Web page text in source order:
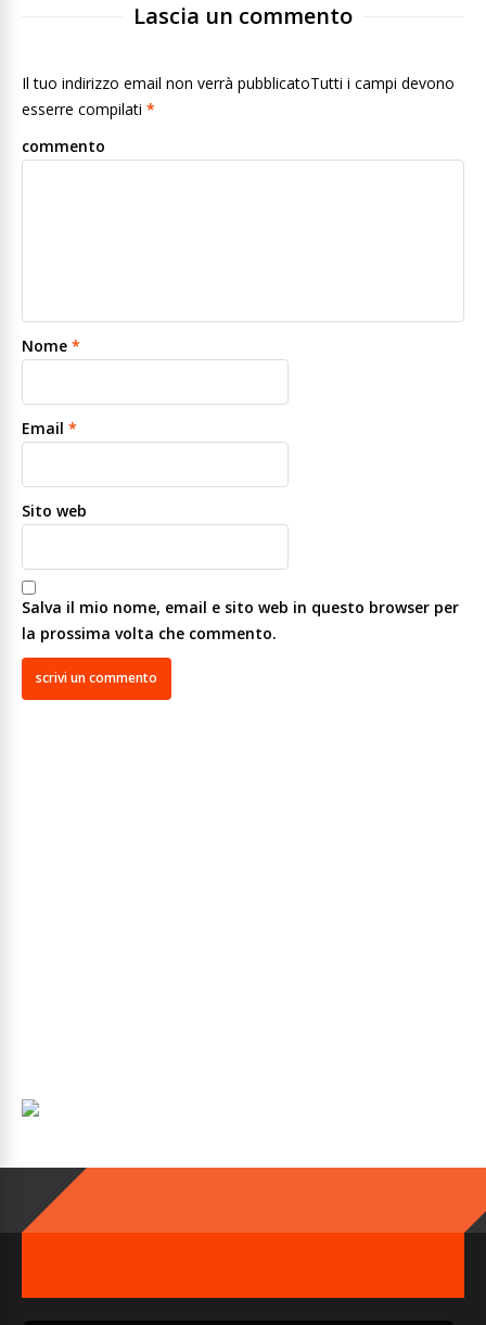
Lascia un commento
Il tuo indirizzo email non verrà pubblicatoTutti i campi devono
esserre compilati *
commento
Nome *
Email *
Sito web
Salva il mio nome, email e sito web in questo browser per
la prossima volta che commento.